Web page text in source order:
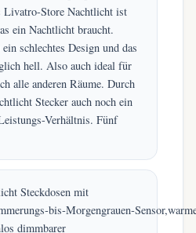
Livatro-Store Nachtlicht ist
ein Nachtlicht braucht.
schlechtes Design und das
hell. Also auch ideal für
alle anderen Räume. Durch
Stecker auch noch ein
Verhältnis. Fünf
Steckdosen mit
dimmbarer